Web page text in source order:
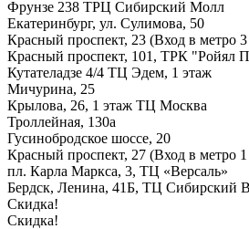
Фрунзе 238 ТРЦ Сибирский Молл
Екатеринбург, ул. Сулимова, 50
Красный проспект, 23 (Вход в метро
Красный проспект, 101, ТРК "Ройял
Кутателадзе 4/4 ТЦ Эдем, 1 этаж
Мичурина, 25
Крылова, 26, 1 этаж ТЦ Москва
Троллейная, 130а
Гусинобродское шоссе, 20
Красный проспект, 27 (Вход в метро
пл. Карла Маркса, 3, ТЦ «Версаль»
Бердск, Ленина, 41Б, ТЦ Сибирский
Скидка!
Скидка!